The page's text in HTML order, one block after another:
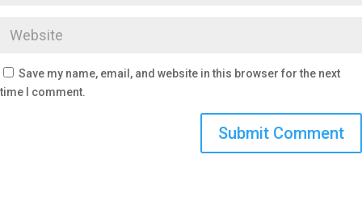
Save my name, email, and website in this browser for the next
time I comment.